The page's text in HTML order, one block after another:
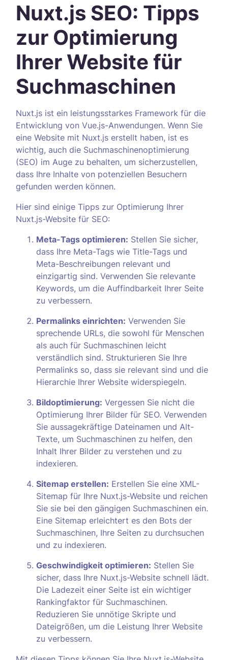
Nuxt.js SEO: Tipps
zur Optimierung
Ihrer Website für
Suchmaschinen
Nuxt.js ist ein leistungsstarkes Framework für die
Entwicklung von Vue.js-Anwendungen. Wenn Sie
eine Website mit Nuxt.js erstellt haben, ist es
wichtig, auch die Suchmaschinenoptimierung
(SEO) im Auge zu behalten, um sicherzustellen,
dass Ihre Inhalte von potenziellen Besuchern
gefunden werden können.
Hier sind einige Tipps zur Optimierung Ihrer
Nuxt.js-Website für SEO:
Meta-Tags optimieren: Stellen Sie sicher,
dass Ihre Meta-Tags wie Title-Tags und
Meta-Beschreibungen relevant und
einzigartig sind. Verwenden Sie relevante
Keywords, um die Auffindbarkeit Ihrer Seite
zu verbessern.
Permalinks einrichten: Verwenden Sie
sprechende URLs, die sowohl für Menschen
als auch für Suchmaschinen leicht
verständlich sind. Strukturieren Sie Ihre
Permalinks so, dass sie relevant sind und die
Hierarchie Ihrer Website widerspiegeln.
Bildoptimierung: Vergessen Sie nicht die
Optimierung Ihrer Bilder für SEO. Verwenden
Sie aussagekräftige Dateinamen und Alt-
Texte, um Suchmaschinen zu helfen, den
Inhalt Ihrer Bilder zu verstehen und zu
indexieren.
Sitemap erstellen: Erstellen Sie eine XML-
Sitemap für Ihre Nuxt.js-Website und reichen
Sie sie bei den gängigen Suchmaschinen ein.
Eine Sitemap erleichtert es den Bots der
Suchmaschinen, Ihre Seiten zu durchsuchen
und zu indexieren.
Geschwindigkeit optimieren: Stellen Sie
sicher, dass Ihre Nuxt.js-Website schnell lädt.
Die Ladezeit einer Seite ist ein wichtiger
Rankingfaktor für Suchmaschinen.
Reduzieren Sie unnötige Skripte und
Dateigrößen, um die Leistung Ihrer Website
zu verbessern.